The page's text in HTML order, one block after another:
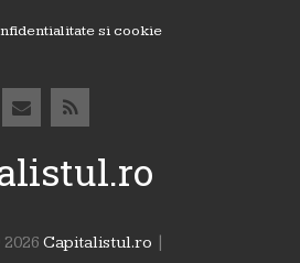
si cookie
2026 Capitalistul.ro